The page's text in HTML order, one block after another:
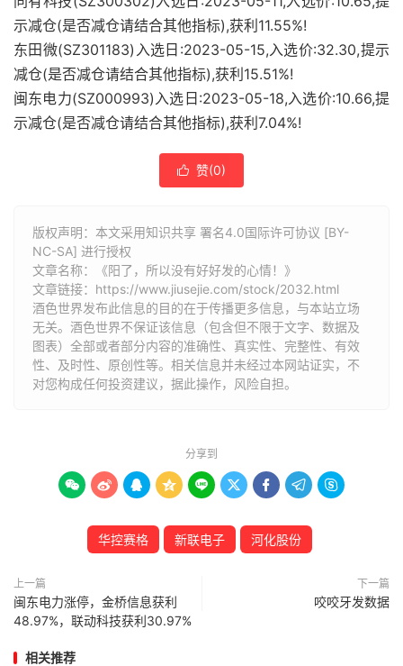
示减仓(是否减仓请结合其他指标),获利11.55%!
东田微(SZ301183)入选日:2023-05-15,入选价:32.30,提示
减仓(是否减仓请结合其他指标),获利15.51%!
闽东电力(SZ000993)入选日:2023-05-18,入选价:10.66,提
示减仓(是否减仓请结合其他指标),获利7.04%!
 赞(0)
版权声明：本文采用知识共享 署名4.0国际许可协议 [BY-
NC-SA] 进行授权
文章名称：《阳了，所以没有好好发的心情！》
文章链接： https://www.jiusejie.com/stock/2032.html
酒色世界发布此信息的目的在于传播更多信息，与本站立场
无关。酒色世界不保证该信息（包含但不限于文字、数据及
图表）全部或者部分内容的准确性、真实性、完整性、有效
性、及时性、原创性等。相关信息并未经过本网站证实，不
对您构成任何投资建议，据此操作，风险自担。
分享到
        
华控赛格 新联电子 河化股份
上一篇
闽东电力涨停，金桥信息获利
48.97%，联动科技获利30.97%
下一篇
咬咬牙发数据
相关推荐